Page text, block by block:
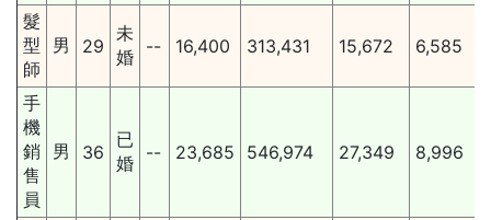
髮
型
師
男 29
未
婚
-- 16,400 313,431 15,672 6,585
手
機
銷
售
員
男 36
已
婚
-- 23,685 546,974 27,349 8,996